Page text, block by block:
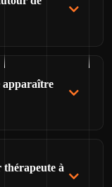
apparaître
à